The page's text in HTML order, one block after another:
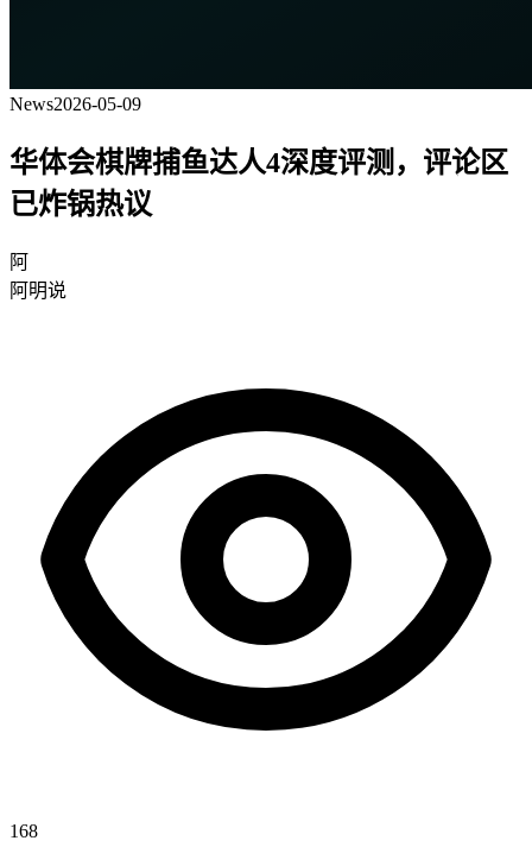
News2026-05-09
华体会棋牌捕鱼达人4深度评测，评论区
已炸锅热议
阿
阿明说
168